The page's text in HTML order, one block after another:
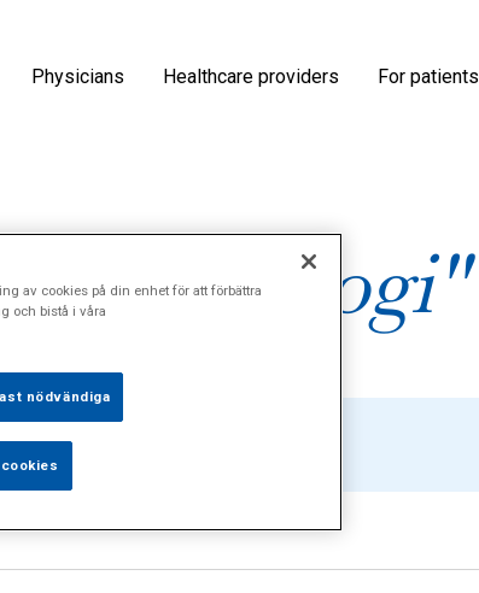
Physicians Healthcare providers For patients
"Proktologi"
av cookies på din enhet för att förbättra
och bistå i våra
nödvändiga